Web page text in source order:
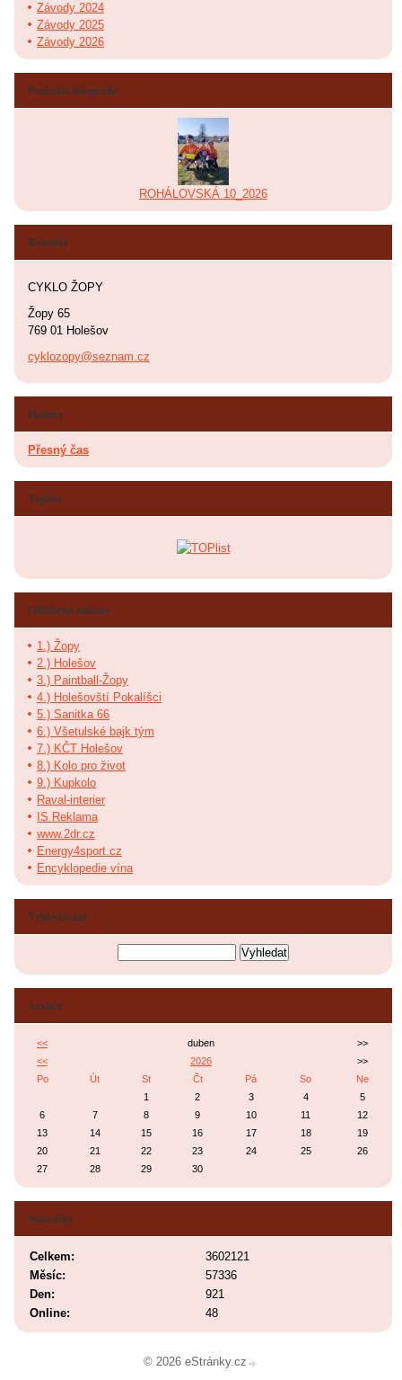
Závody 2024
Závody 2025
Závody 2026
Poslední fotografie
ROHÁLOVSKÁ 10_2026
Kontakt
CYKLO ŽOPY
Žopy 65
769 01 Holešov
cyklozopy@seznam.cz
Hodiny
Přesný čas
Toplist
Oblíbené odkazy
1.) Žopy
2.) Holešov
3.) Paintball-Žopy
4.) Holešovští Pokalíšci
5.) Sanitka 66
6.) Všetulské bajk tým
7.) KČT Holešov
8.) Kolo pro život
9.) Kupkolo
Raval-interier
IS Reklama
www.2dr.cz
Energy4sport.cz
Encyklopedie vína
Vyhledávání
Archiv
<< duben
>>
<<
2026
>>
Po
Út St Čt Pá So
Ne
1
2 3 4
5
6
7 8 9 10 11
12
13
14 15 16 17 18
19
20
21 22 23 24 25
26
27
28 29 30
Statistiky
Online: 48
Celkem:
3602121
Měsíc:
57336
Den:
921
© 2026 eStránky.cz